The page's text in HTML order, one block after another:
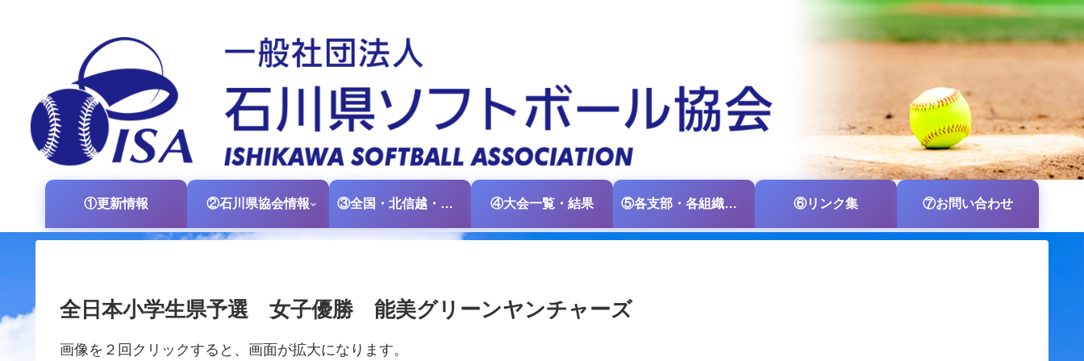
①更新情報 ②石川県協会情報 ③全国・北信越・中日本大会情報 ④大会一覧・結果 ⑤各支部・各組織の掲示板 ⑥リンク集 ⑦お問い合わせ
全日本小学生県予選 女子優勝 能美グリーンヤンチャーズ
画像を２回クリックすると、画面が拡大になります。